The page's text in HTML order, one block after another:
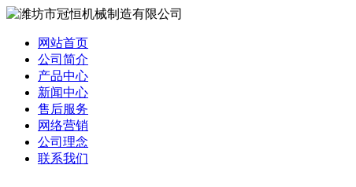
网站首页
公司简介
产品中心
新闻中心
售后服务
网络营销
公司理念
联系我们